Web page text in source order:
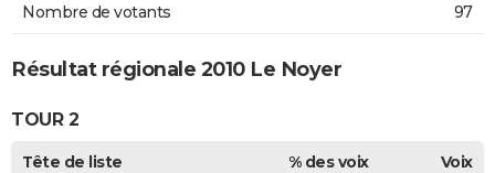
Nombre de votants 97
Résultat régionale 2010 Le Noyer
TOUR 2
Tête de liste % des voix Voix